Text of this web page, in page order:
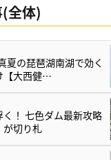
全体)
の琵琶湖南湖で効く
【大西健…
！ 七色ダム最新攻略
が切り札